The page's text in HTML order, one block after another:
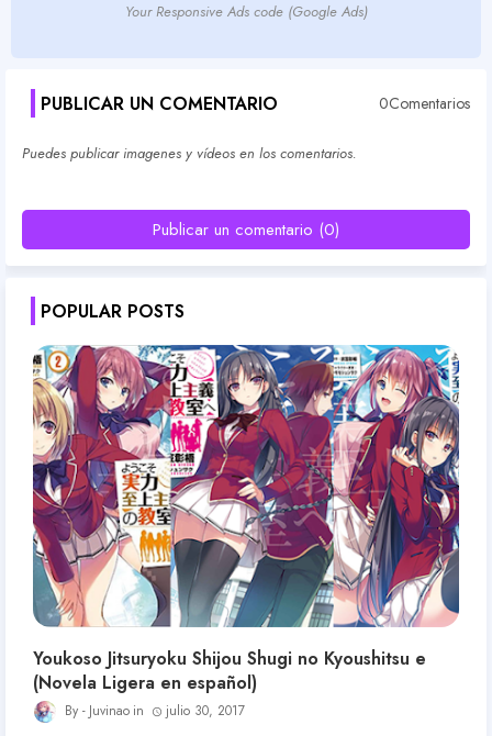
Your Responsive Ads code (Google Ads)
PUBLICAR UN COMENTARIO 0Comentarios
Puedes publicar imagenes y vídeos en los comentarios.
Publicar un comentario (0)
POPULAR POSTS
Youkoso Jitsuryoku Shijou Shugi no Kyoushitsu e
(Novela Ligera en español)
Juvinao julio 30, 2017